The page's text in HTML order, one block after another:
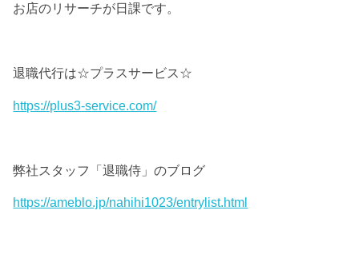
お店のリサーチが日課です。
退職代行は☆プラスサービス☆
https://plus3-service.com/
弊社スタッフ「退職侍」のブログ
https://ameblo.jp/nahihi1023/entrylist.html